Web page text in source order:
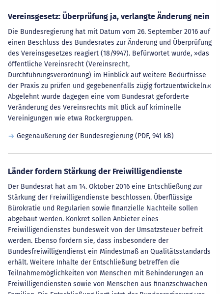
Vereinsgesetz: Überprüfung ja, verlangte Änderung nein
Die Bundesregierung hat mit Datum vom 26. September 2016 auf
einen Beschluss des Bundesrates zur Änderung und Überprüfung
des Vereinsgesetzes reagiert (18/9947). Befürwortet wurde, »das
öffentliche Vereinsrecht (Vereinsrecht,
Durchführungsverordnung) im Hinblick auf weitere Bedürfnisse
der Praxis zu prüfen und gegebenenfalls zügig fortzuentwickeln.«
Abgelehnt wurde dagegen eine vom Bundesrat geforderte
Veränderung des Vereinsrechts mit Blick auf kriminelle
Vereinigungen wie etwa Rockergruppen.
Gegenäußerung der Bundesregierung(PDF, 941 kB)
Länder fordern Stärkung der Freiwilligendienste
Der Bundesrat hat am 14. Oktober 2016 eine Entschließung zur
Stärkung der Freiwilligendienste beschlossen. Überflüssige
Bürokratie und Regularien sowie finanzielle Nachteile sollen
abgebaut werden. Konkret sollen Anbieter eines
Freiwilligendienstes bundesweit von der Umsatzsteuer befreit
werden. Ebenso fordern sie, dass insbesondere der
Bundesfreiwilligendienst ein Mindestmaß an Qualitätsstandards
erhält. Weitere Inhalte der Entschließung betreffen die
Teilnahmemöglichkeiten von Menschen mit Behinderungen an
Freiwilligendiensten sowie von Menschen aus finanzschwachen